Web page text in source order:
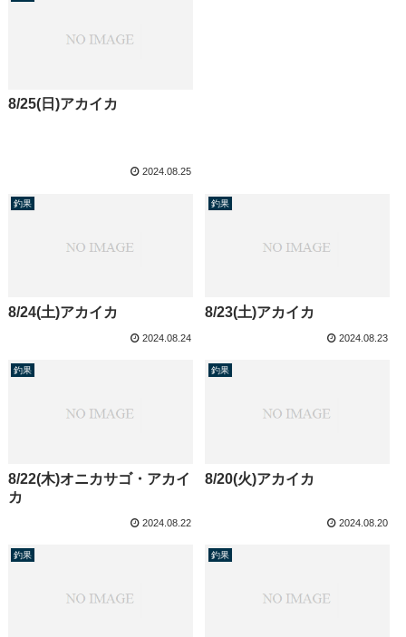
8/25(日)アカイカ
2024.08.25
釣果
8/24(土)アカイカ
2024.08.24
釣果
8/23(土)アカイカ
2024.08.23
釣果
8/22(木)オニカサゴ・アカイ
カ
2024.08.22
釣果
8/20(火)アカイカ
2024.08.20
釣果 釣果